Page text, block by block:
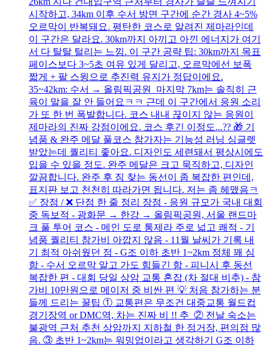
시작하고, 34km 이후 수서 방면 구간에 순간 경사 4~5%
오르막이 반복돼요. 평탄한 코스로 알려진 제마라인데
이 구간은 달라요. 30km까지 아끼고 아낀 에너지가 여기
서 다 탈탈 털리는 느낌. 이 구간 공략 팁: 30km까지 목표
페이스보다 3~5초 여유 있게 달리고, 오르막에선 보폭
짧게 + 팔 스윙으로 추진력 유지가 정답이에요.
35~42km: 수서 → 올림픽공원 마지막 7km는 솔직히 근
육이 말을 잘 안 들어요ㅋㅋ 근데 이 구간에서 응원 소리
가 또 한 번 폭발합니다. 코스 내내 끊이지 않는 응원이
제마라의 진짜 강점이에요. 코스 후긴 이정도...?? 🎁 기
념품 & 완주 메달 풀코스 참가자는 기능성 러닝 싱글렛
받았는데 퀄리티 좋아요. 디자인도 세련돼서 평상시에도
입을 수 있을 정도. 완주 메달은 크고 묵직하고, 디자인
깔끔합니다. 완주 후 짐 찾는 동선이 좀 복잡한 편인데,
표지판 보고 천천히 따라가면 됩니다. 저는 좀 헤맸음ㅋ
✅ 장점 / ❌ 단점 한 줄 정리 장점 - 응원 규모가 국내 대회
중 독보적 - 광화문 → 한강 → 올림픽공원, 서울 랜드마
크 풀 투어 코스 - 메인 도로 통제라 주로 넓고 쾌적 - 기
념품 퀄리티 참가비 아깝지 않음 - 11월 날씨가 기록 내
기 최적 아쉬웠던 점 - G조 이하 초반 1~2km 정체 꽤 심
함 - 수서 오르막 알고 가도 힘들긴 함 - 피니시 후 동선
복잡한 편 - 대회 당일 상암 교통 혼잡 (차 절대 비추) - 참
가비 10만원으로 메이저 중 비싼 편 💡 처음 참가하는 분
들께 드리는 꿀팁 ① 교통편은 무조건 대중교통 월드컵
경기장역 or DMC역, 차는 진짜 비 !! 추 ② 전날 숙소는
불광역 근처 추천 상암까지 지하철 한 정거장, 편의점 많
음. ③ 초반 1~2km는 워밍업이라고 생각하기 G조 이하